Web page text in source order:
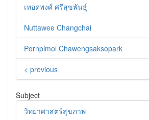
เทอดพงศ์ ศรีสุขพันธุ์
Nuttawee Changchai
Pornpimol Chawengsaksopark
< previous
Subject
วิทยาศาสตร์สุขภาพ